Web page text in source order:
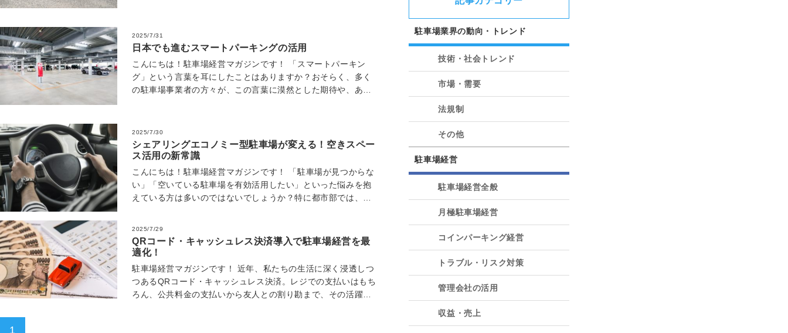
2025/7/31
日本でも進むスマートパーキングの活用
こんにちは！駐車場経営マガジンです！ 「スマートパーキン
グ」という言葉を耳にしたことはありますか？おそらく、多く
の駐車場事業者の方々が、この言葉に漠然とした期待や、ある
2025/7/30
シェアリングエコノミー型駐車場が変える！空きスペー
ス活用の新常識
こんにちは！駐車場経営マガジンです！ 「駐車場が見つからな
い」「空いている駐車場を有効活用したい」といった悩みを抱
えている方は多いのではないでしょうか？特に都市部では、慢
2025/7/29
QRコード・キャッシュレス決済導入で駐車場経営を最
適化！
駐車場経営マガジンです！ 近年、私たちの生活に深く浸透しつ
つあるQRコード・キャッシュレス決済。レジでの支払いはもち
ろん、公共料金の支払いから友人との割り勘まで、その活躍の
1
駐車場業界の動向・トレンド
技術・社会トレンド
市場・需要
法規制
その他
駐車場経営
駐車場経営全般
月極駐車場経営
コインパーキング経営
トラブル・リスク対策
管理会社の活用
収益・売上